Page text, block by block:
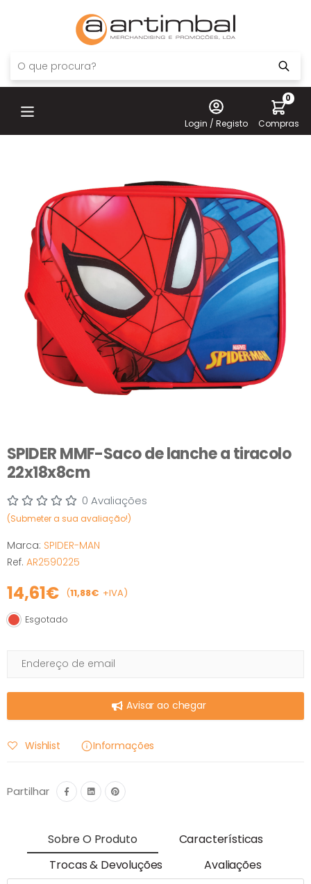
Login / Registo
0
Compras
SPIDER MMF-Saco de lanche a tiracolo
22x18x8cm
0 Avaliações
(Submeter a sua avaliação!)
Marca: SPIDER-MAN
Ref. AR2590225
14,61€ (11,88€ +IVA)
Esgotado
Esgotado
Avisar ao chegar
Wishlist Informações
Partilhar
Sobre O Produto
Características
Trocas & Devoluções
Avaliações